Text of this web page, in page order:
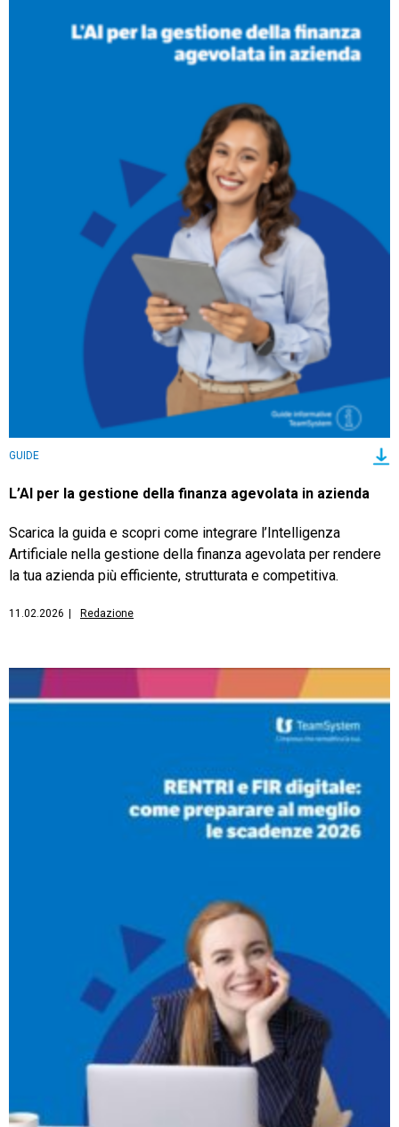
GUIDE
L’AI per la gestione della finanza agevolata in azienda
Scarica la guida e scopri come integrare l’Intelligenza
Artificiale nella gestione della finanza agevolata per rendere
la tua azienda più efficiente, strutturata e competitiva.
11.02.2026 Redazione